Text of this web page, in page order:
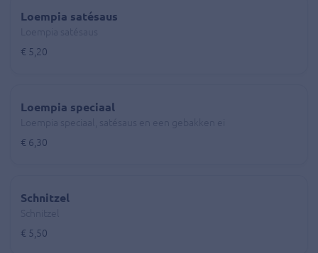
Loempia satésaus
€ 5,20
Loempia speciaal
€ 6,30
Schnitzel
€ 5,50